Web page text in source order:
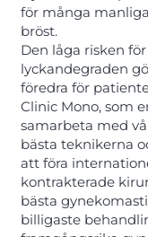
för många
bröst.
Den låga risken
lyckandegraden
föredra för
Clinic Mono, som
samarbeta med
bästa teknikerna
att föra
kontrakterade
bästa
billigaste